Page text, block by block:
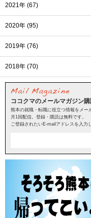
2021年 (67)
2020年 (95)
2019年 (76)
2018年 (70)
ココクマのメールマガジン
熊本の就職・転職に役立つ情報をメー
月1回配信。登録・購読は無料です。
ご登録されたいE-mailアドレスを入力